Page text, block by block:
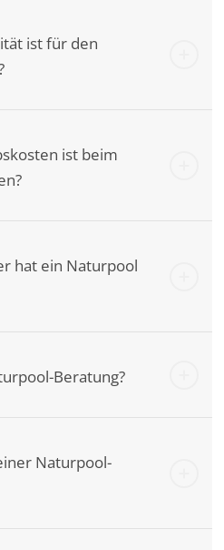
ist für den
ist beim
hat ein Naturpool
Beratung?
Naturpool-